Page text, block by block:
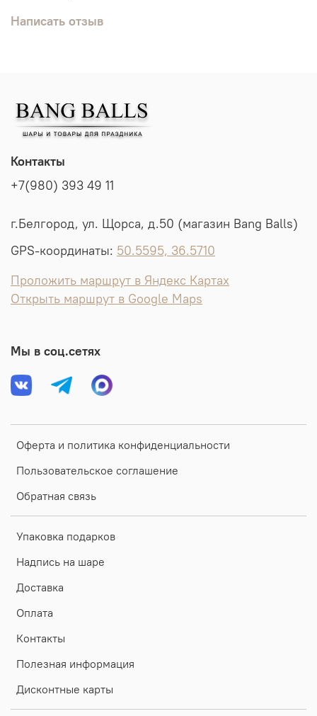
Написать отзыв
Оферта и политика конфиденциальности
Пользовательское соглашение
Обратная связь
Упаковка подарков
Надпись на шаре
Доставка
Оплата
Контакты
Полезная информация
Дисконтные карты
Контакты
+7(980) 393 49 11
г.Белгород, ул. Щорса, д.50 (магазин Bang Balls)
GPS-координаты: 50.5595, 36.5710
Проложить маршрут в Яндекс Картах
Открыть маршрут в Google Maps
Мы в соц.сетях